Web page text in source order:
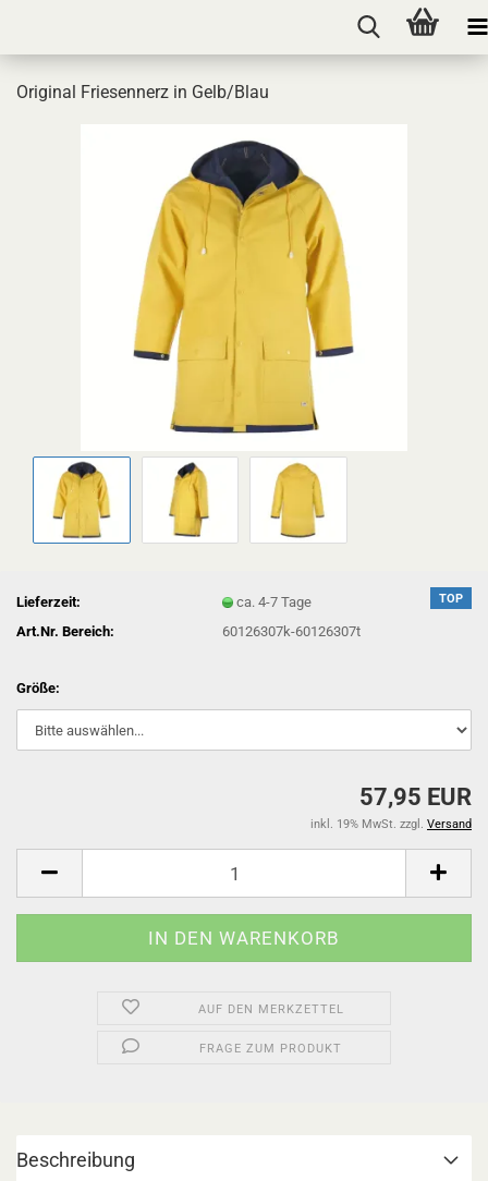
Original Friesennerz in Gelb/Blau
TOP
Lieferzeit:
ca. 4-7 Tage
Art.Nr. Bereich:
60126307k-60126307t
Größe:
57,95 EUR
inkl. 19% MwSt. zzgl. Versand
AUF DEN MERKZETTEL
FRAGE ZUM PRODUKT
Beschreibung